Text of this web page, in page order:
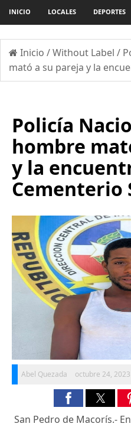
INICIO LOCALES DEPORTES
Inicio /Without Label /
mató a su pareja y la
Policía
hombre
y la
Cementerio
Abel Quezada octubre 24, 2023
San Pedro de Macorís.-